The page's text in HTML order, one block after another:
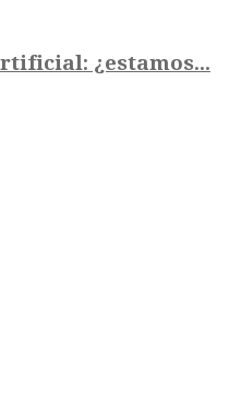
¿estamos...